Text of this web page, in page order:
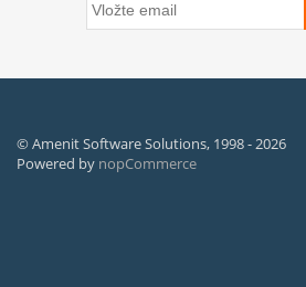
© Amenit Software Solutions, 1998 - 2026
Powered by nopCommerce